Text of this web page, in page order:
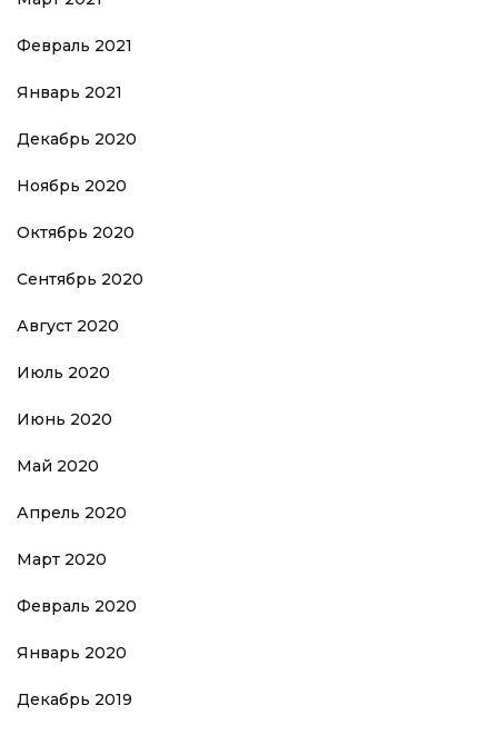
Февраль 2021
Январь 2021
Декабрь 2020
Ноябрь 2020
Октябрь 2020
Сентябрь 2020
Август 2020
Июль 2020
Июнь 2020
Май 2020
Апрель 2020
Март 2020
Февраль 2020
Январь 2020
Декабрь 2019